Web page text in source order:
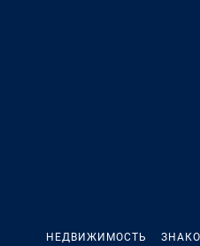
НЕДВИЖИМОСТЬ